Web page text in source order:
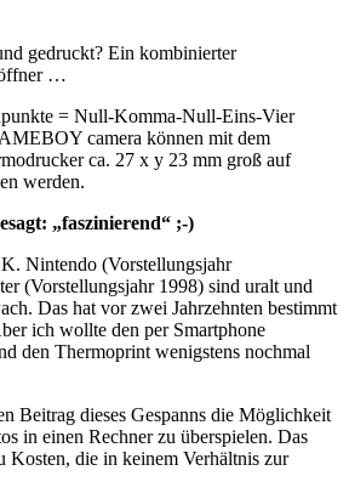
gedruckt? Ein kombinierter
…
= Null-Komma-Null-Eins-Vier
camera können mit dem
ca. 27 x y 23 mm groß auf
werden.
„faszinierend“ ;-)
Nintendo (Vorstellungsjahr
(Vorstellungsjahr 1998) sind uralt und
Das hat vor zwei Jahrzehnten bestimmt
ich wollte den per Smartphone
den Thermoprint wenigstens nochmal
Beitrag dieses Gespanns die Möglichkeit
in einen Rechner zu überspielen. Das
Kosten, die in keinem Verhältnis zur